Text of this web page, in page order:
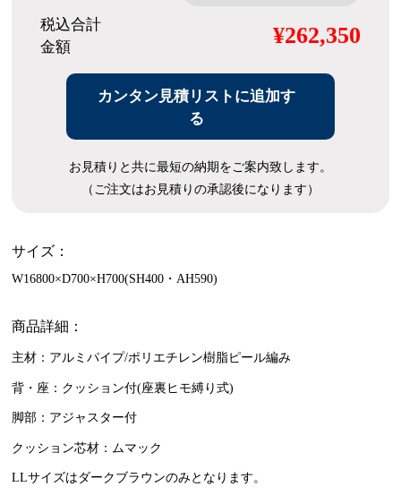
税込合計
金額
¥262,350
カンタン見積リストに追加す
る
お見積りと共に最短の納期をご案内致します。
（ご注文はお見積りの承認後になります）
サイズ：
W16800×D700×H700(SH400・AH590)
商品詳細：
主材：アルミパイプ/ポリエチレン樹脂ピール編み
背・座：クッション付(座裏ヒモ縛り式)
脚部：アジャスター付
クッション芯材：ムマック
LLサイズはダークブラウンのみとなります。